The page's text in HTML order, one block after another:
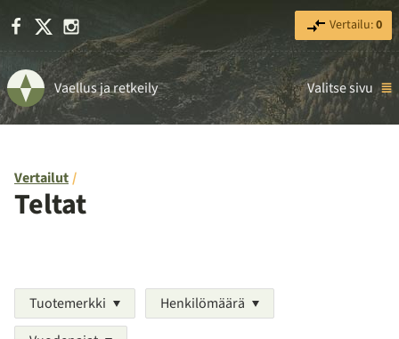
Facebook Instagram Vertailu:0
Vaellus ja retkeily Valitse sivu
Vertailut
Teltat
Tuotemerkki
Henkilömäärä